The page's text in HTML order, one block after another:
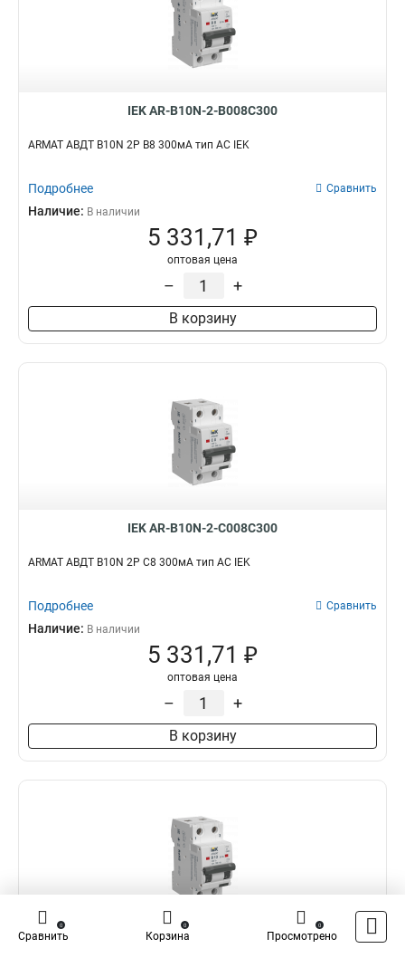
IEK AR-B10N-2-B008C300
ARMAT АВДТ B10N 2P B8 300мА тип AC IEK
Подробнее Сравнить
Наличие: В наличии
5 331,71 ₽
оптовая цена
– +
В корзину
IEK AR-B10N-2-C008C300
ARMAT АВДТ B10N 2P C8 300мА тип AC IEK
Подробнее Сравнить
Наличие: В наличии
5 331,71 ₽
оптовая цена
– +
В корзину
IEK AR-B10N-2-B013C100
Сравнить
0
Корзина
0
Просмотрено
0